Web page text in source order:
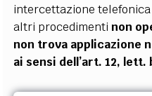
intercettazione
altri procedimenti non
non trova applicazione
ai sensi dell’art. 12, lett.